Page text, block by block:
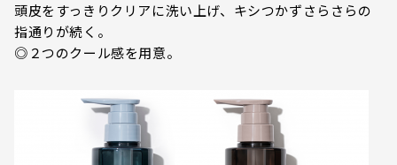
頭皮をすっきりクリアに洗い上げ、キシつかずさらさらの
指通りが続く。
◎２つのクール感を用意。